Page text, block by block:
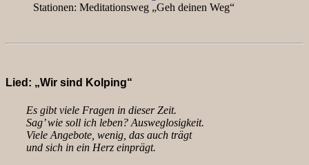
Stationen: Meditationsweg „Geh deinen Weg“
Lied: „Wir sind Kolping“
Es gibt viele Fragen in dieser Zeit.
Sag’ wie soll ich leben? Ausweglosigkeit.
Viele Angebote, wenig, das auch trägt
und sich in ein Herz einprägt.